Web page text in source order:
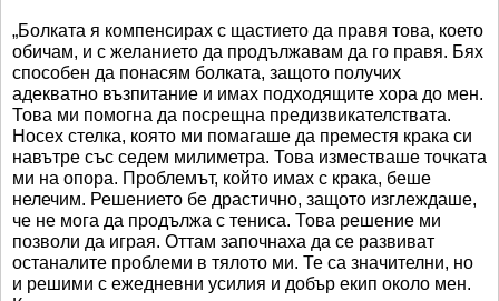
„Болката я компенсирах с щастието да правя това, което
обичам, и с желанието да продължавам да го правя. Бях
способен да понасям болката, защото получих
адекватно възпитание и имах подходящите хора до мен.
Това ми помогна да посрещна предизвикателствата.
Носех стелка, която ми помагаше да преместя крака си
навътре със седем милиметра. Това изместваше точката
ми на опора. Проблемът, който имах с крака, беше
нелечим. Решението бе драстично, защото изглеждаше,
че не мога да продължа с тениса. Това решение ми
позволи да играя. Оттам започнаха да се развиват
останалите проблеми в тялото ми. Те са значителни, но
и решими с ежедневни усилия и добър екип около мен.